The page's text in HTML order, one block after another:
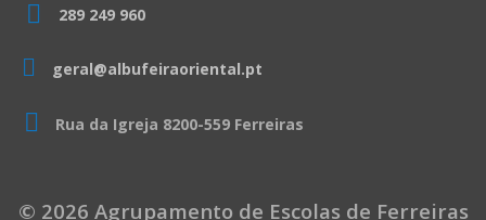
289 249 960
geral@albufeiraoriental.pt
Rua da Igreja 8200-559 Ferreiras